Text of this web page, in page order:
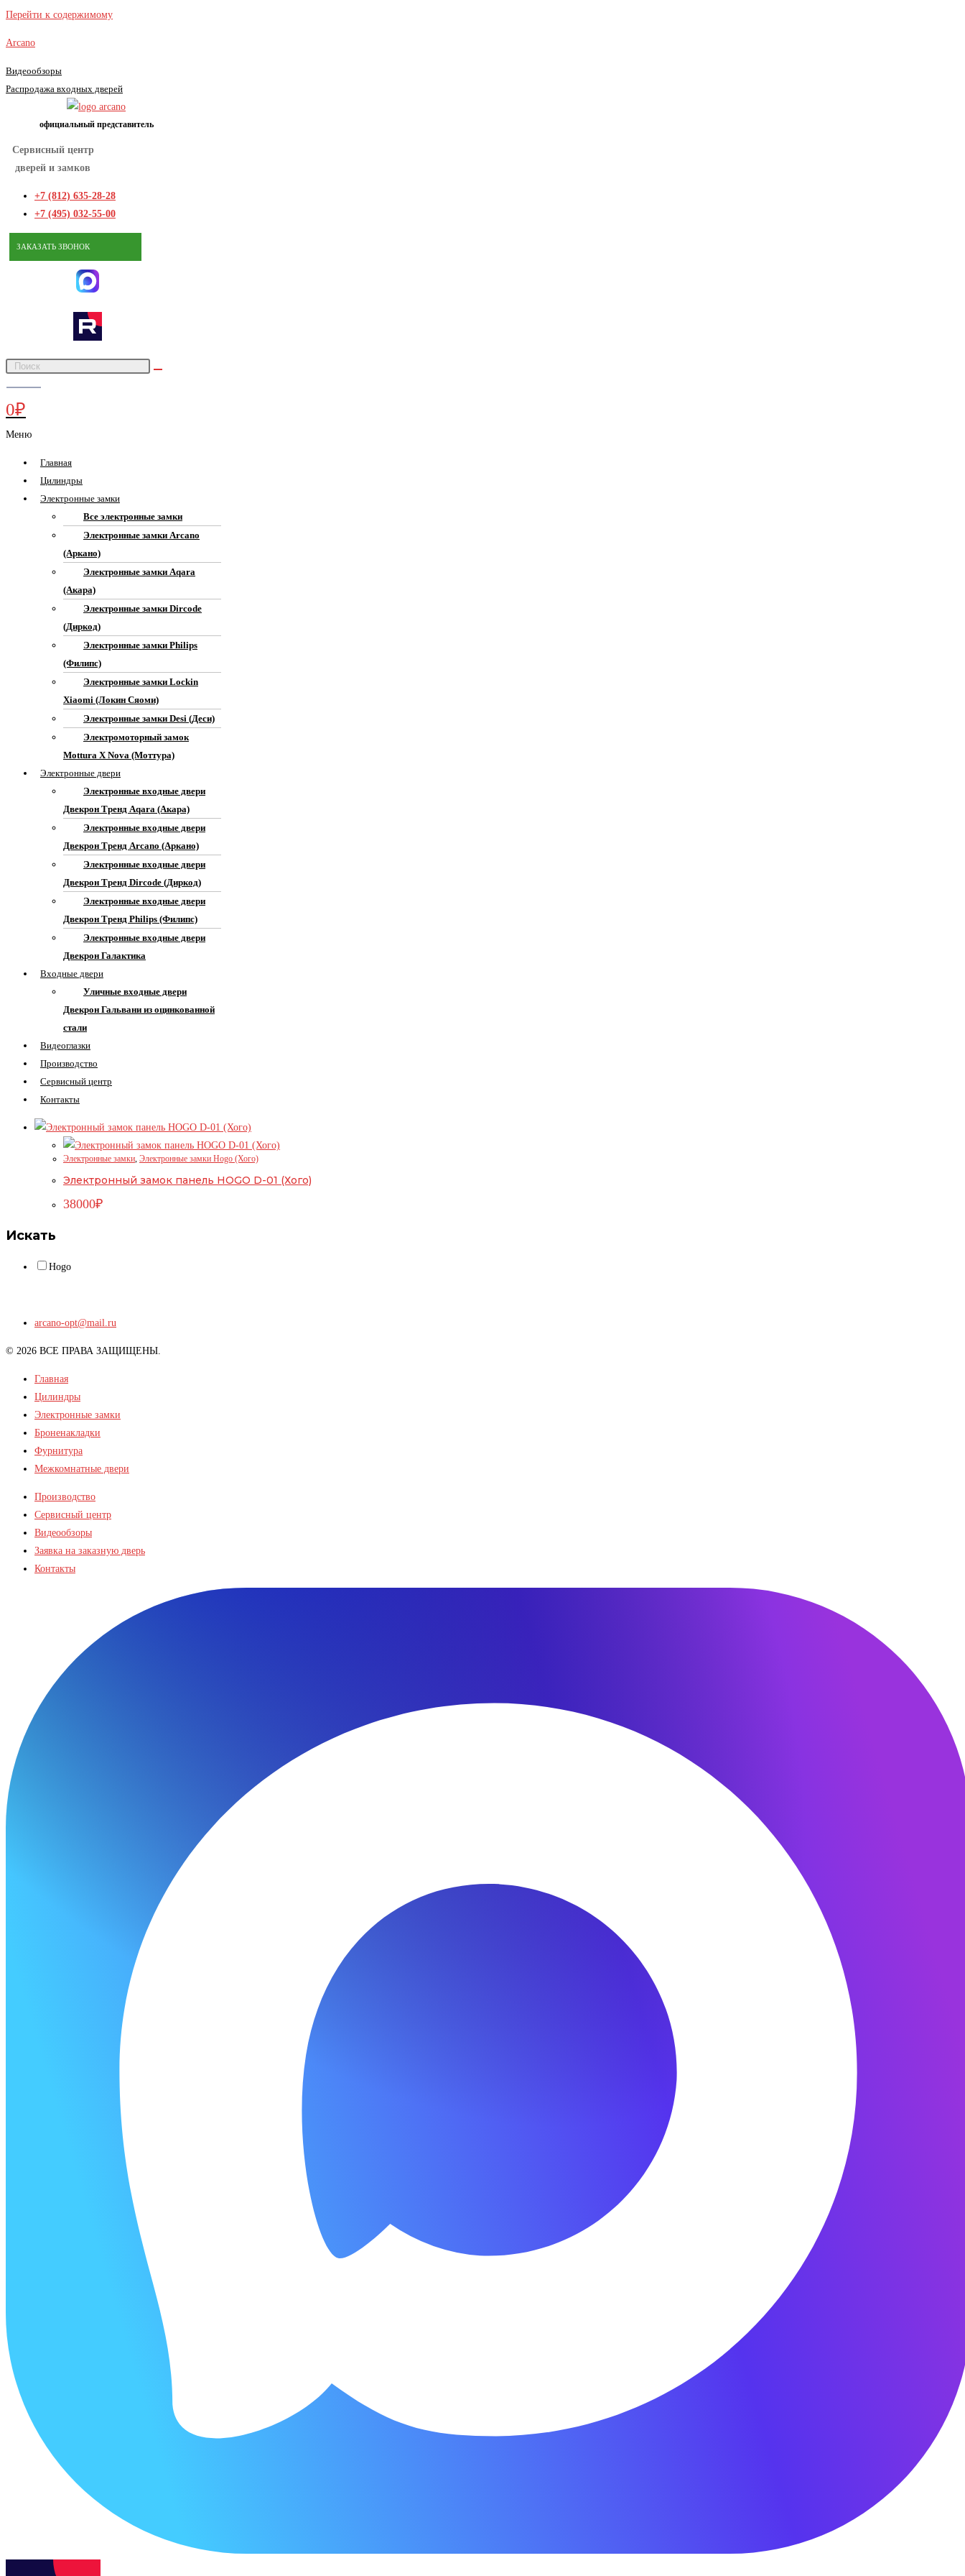
Перейти к содержимому
Arcano
Видеообзоры
Распродажа входных дверей
официальный представитель
Сервисный центр
дверей и замков
+7 (812) 635-28-28
+7 (495) 032-55-00
ЗАКАЗАТЬ ЗВОНОК
0₽
Меню
Главная
Цилиндры
Электронные замки
Все электронные замки
Электронные замки Arcano
(Аркано)
Электронные замки Aqara
(Акара)
Электронные замки Dircode
(Диркод)
Электронные замки Philips
(Филипс)
Электронные замки Lockin
Xiaomi (Локин Сяоми)
Электронные замки Desi (Деси)
Электромоторный замок
Mottura X Nova (Моттура)
Электронные двери
Электронные входные двери
Двекрон Тренд Aqara (Акара)
Электронные входные двери
Двекрон Тренд Arcano (Аркано)
Электронные входные двери
Двекрон Тренд Dircode (Диркод)
Электронные входные двери
Двекрон Тренд Philips (Филипс)
Электронные входные двери
Двекрон Галактика
Входные двери
Уличные входные двери
Двекрон Гальвани из оцинкованной
стали
Видеоглазки
Производство
Сервисный центр
Контакты
Электронные замки, Электронные замки Hogo (Хого)
Электронный замок панель HOGO D-01 (Хого)
38000₽
Искать
Hogo
arcano-opt@mail.ru
© 2026 ВСЕ ПРАВА ЗАЩИЩЕНЫ.
Главная
Цилиндры
Электронные замки
Броненакладки
Фурнитура
Межкомнатные двери
Производство
Сервисный центр
Видеообзоры
Заявка на заказную дверь
Контакты